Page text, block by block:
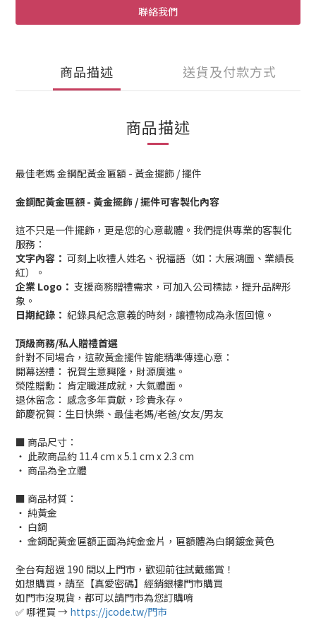
聯絡我們
商品描述 送貨及付款方式
商品描述
最佳老媽 金鋼配黃金匾額 - 黃金擺飾 / 擺件
金鋼配黃金匾額 - 黃金擺飾 / 擺件可客製化內容
這不只是一件擺飾，更是您的心意載體。我們提供專業的客製化
服務：
文字內容： 可刻上收禮人姓名、祝福語（如：大展鴻圖、業績長
紅）。
企業 Logo： 支援商務贈禮需求，可加入公司標誌，提升品牌形
象。
日期紀錄： 紀錄具紀念意義的時刻，讓禮物成為永恆回憶。
頂級商務/私人贈禮首選
針對不同場合，這款黃金擺件皆能精準傳達心意：
開幕送禮： 祝賀生意興隆，財源廣進。
榮陞贈勳： 肯定職涯成就，大氣體面。
退休留念： 感念多年貢獻，珍貴永存。
節慶祝賀：生日快樂、最佳老媽/老爸/女友/男友
■ 商品尺寸：
‧ 此款商品約 11.4 cm x 5.1 cm x 2.3 cm
‧ 商品為全立體
■ 商品材質：
‧ 純黃金
‧ 白鋼
‧ 金鋼配黃金匾額正面為純金金片，匾額體為白鋼鍍金黃色
全台有超過 190 間以上門市，歡迎前往試戴鑑賞！
如想購買，請至【真愛密碼】經銷銀樓門市購買
如門市沒現貨，都可以請門市為您訂購唷
✅ 哪裡買 → https://jcode.tw/門市